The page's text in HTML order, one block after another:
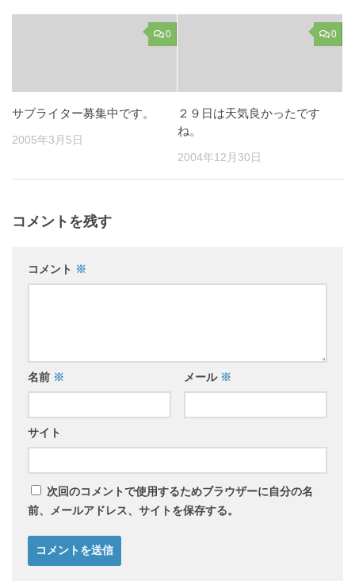
0
サブライター募集中です。
2005年3月5日
0
２９日は天気良かったです
ね。
2004年12月30日
コメントを残す
コメント ※
名前 ※ メール ※
サイト
次回のコメントで使用するためブラウザーに自分の名
前、メールアドレス、サイトを保存する。